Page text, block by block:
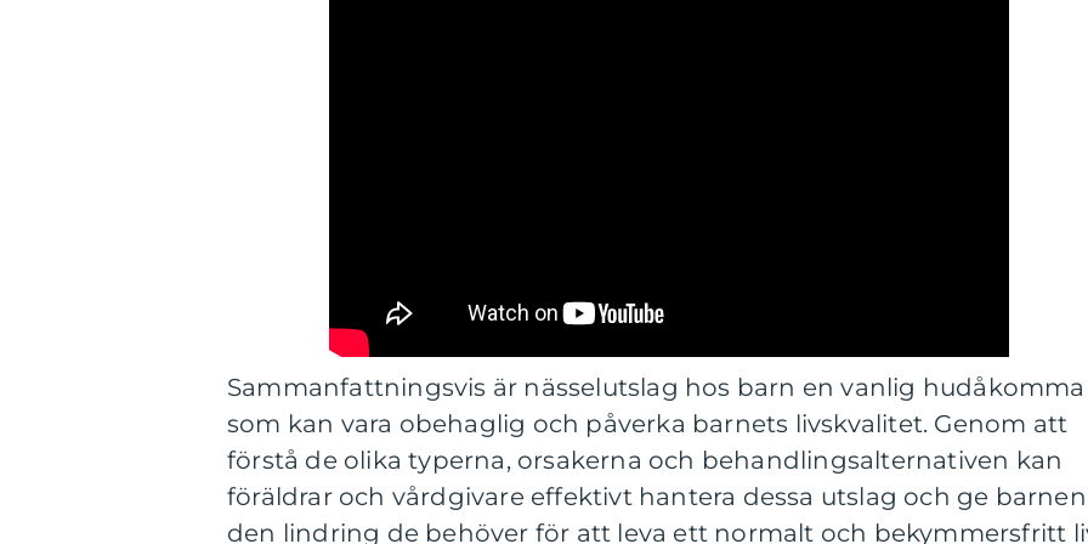
Sammanfattningsvis är nässelutslag hos barn en vanlig hudåkomma
som kan vara obehaglig och påverka barnets livskvalitet. Genom att
förstå de olika typerna, orsakerna och behandlingsalternativen kan
föräldrar och vårdgivare effektivt hantera dessa utslag och ge barnen
den lindring de behöver för att leva ett normalt och bekymmersfritt